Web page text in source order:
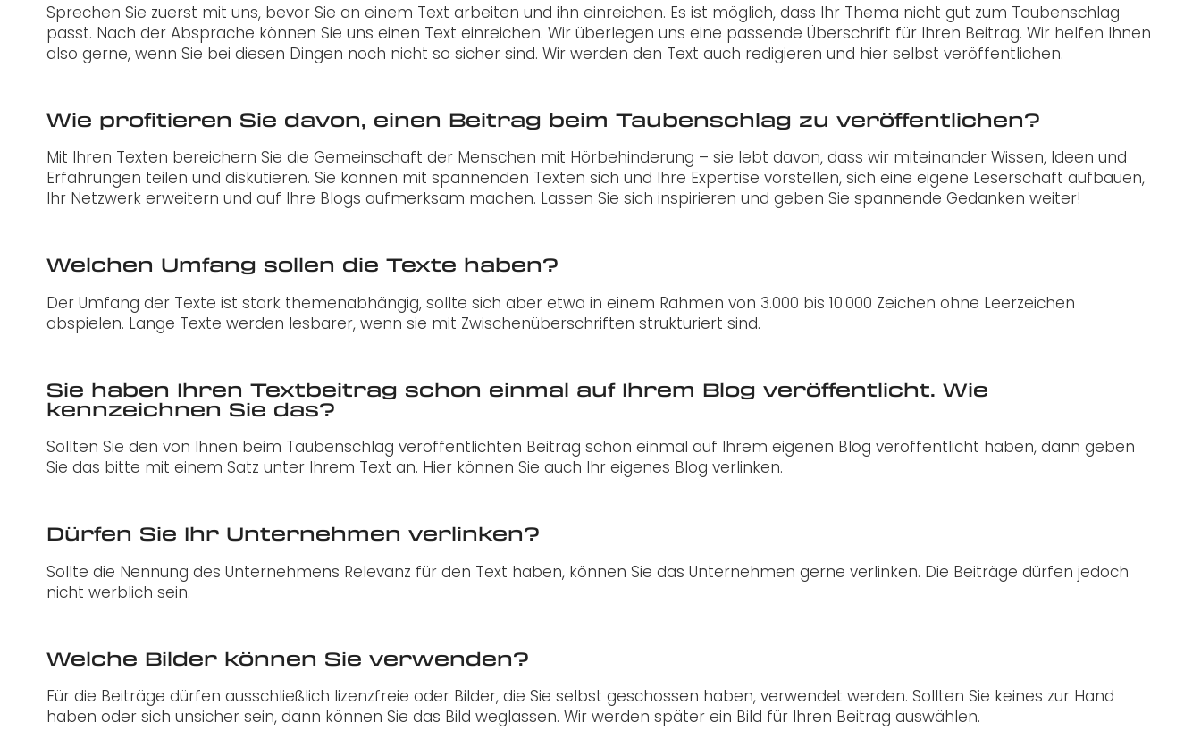
Sprechen Sie zuerst mit uns, bevor Sie an einem Text arbeiten und ihn einreichen. Es ist möglich, dass Ihr Thema nicht gut zum Taubenschlag
passt. Nach der Absprache können Sie uns einen Text einreichen. Wir überlegen uns eine passende Überschrift für Ihren Beitrag. Wir helfen Ihnen
also gerne, wenn Sie bei diesen Dingen noch nicht so sicher sind. Wir werden den Text auch redigieren und hier selbst veröffentlichen.
Wie profitieren Sie davon, einen Beitrag beim Taubenschlag zu veröffentlichen?
Mit Ihren Texten bereichern Sie die Gemeinschaft der Menschen mit Hörbehinderung – sie lebt davon, dass wir miteinander Wissen, Ideen und
Erfahrungen teilen und diskutieren. Sie können mit spannenden Texten sich und Ihre Expertise vorstellen, sich eine eigene Leserschaft aufbauen,
Ihr Netzwerk erweitern und auf Ihre Blogs aufmerksam machen. Lassen Sie sich inspirieren und geben Sie spannende Gedanken weiter!
Welchen Umfang sollen die Texte haben?
Der Umfang der Texte ist stark themenabhängig, sollte sich aber etwa in einem Rahmen von 3.000 bis 10.000 Zeichen ohne Leerzeichen
abspielen. Lange Texte werden lesbarer, wenn sie mit Zwischenüberschriften strukturiert sind.
Sie haben Ihren Textbeitrag schon einmal auf Ihrem Blog veröffentlicht. Wie
kennzeichnen Sie das?
Sollten Sie den von Ihnen beim Taubenschlag veröffentlichten Beitrag schon einmal auf Ihrem eigenen Blog veröffentlicht haben, dann geben
Sie das bitte mit einem Satz unter Ihrem Text an. Hier können Sie auch Ihr eigenes Blog verlinken.
Dürfen Sie Ihr Unternehmen verlinken?
Sollte die Nennung des Unternehmens Relevanz für den Text haben, können Sie das Unternehmen gerne verlinken. Die Beiträge dürfen jedoch
nicht werblich sein.
Welche Bilder können Sie verwenden?
Für die Beiträge dürfen ausschließlich lizenzfreie oder Bilder, die Sie selbst geschossen haben, verwendet werden. Sollten Sie keines zur Hand
haben oder sich unsicher sein, dann können Sie das Bild weglassen. Wir werden später ein Bild für Ihren Beitrag auswählen.